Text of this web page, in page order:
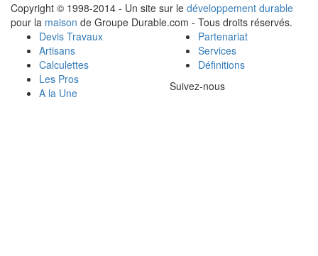
Copyright © 1998-2014 - Un site sur le développement durable
pour la maison de Groupe Durable.com - Tous droits réservés.
Devis Travaux
Artisans
Calculettes
Les Pros
A la Une
Partenariat
Services
Définitions
Suivez-nous